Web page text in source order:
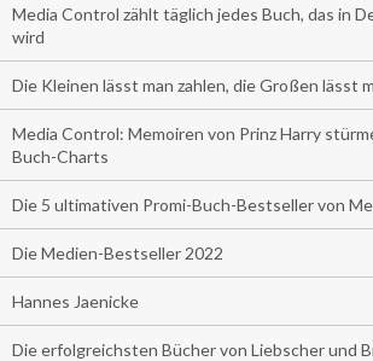
Media Control zählt täglich jedes Buch, das in
wird
Die Kleinen lässt man zahlen, die Großen lässt
Media Control: Memoiren von Prinz Harry
Buch-Charts
Die 5 ultimativen Promi-Buch-Bestseller von
Die Medien-Bestseller 2022
Hannes Jaenicke
Die erfolgreichsten Bücher von Liebscher und